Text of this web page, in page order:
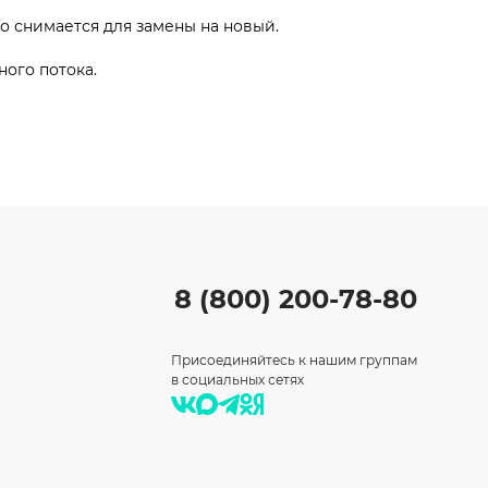
снимается для замены на новый.
потока.
8 (800) 200-78-80
Присоединяйтесь к нашим группам
в социальных сетях